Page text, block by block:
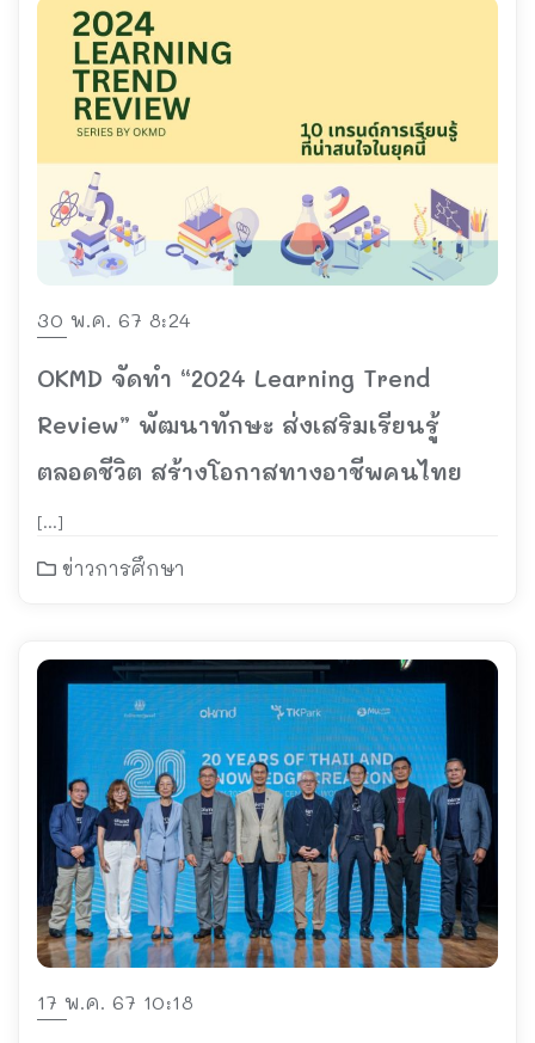
30 พ.ค. 67 8:24
OKMD จัดทำ “2024 Learning Trend
Review” พัฒนาทักษะ ส่งเสริมเรียนรู้
ตลอดชีวิต สร้างโอกาสทางอาชีพคนไทย
[…]
ข่าวการศึกษา
17 พ.ค. 67 10:18